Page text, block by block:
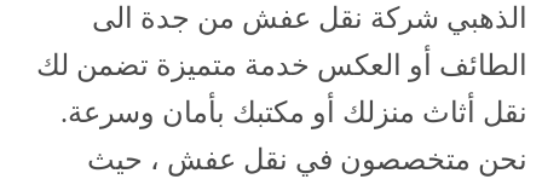
الذهبي شركة نقل عفش من جدة الى
الطائف أو العكس خدمة متميزة تضمن لك
نقل أثاث منزلك أو مكتبك بأمان وسرعة.
نحن متخصصون في نقل عفش ، حيث